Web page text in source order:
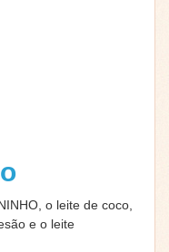
o leite de coco,
e o leite